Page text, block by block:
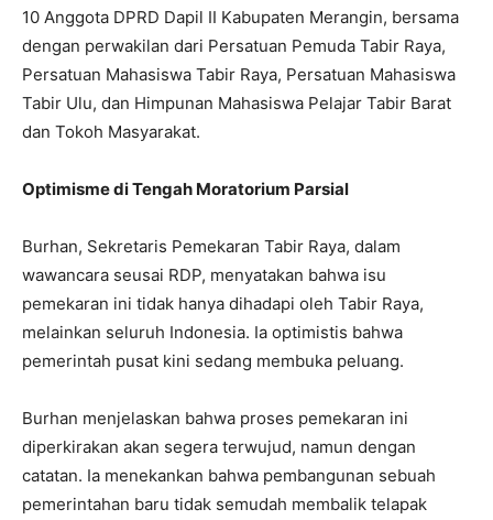
10 Anggota DPRD Dapil II Kabupaten Merangin, bersama
dengan perwakilan dari Persatuan Pemuda Tabir Raya,
Persatuan Mahasiswa Tabir Raya, Persatuan Mahasiswa
Tabir Ulu, dan Himpunan Mahasiswa Pelajar Tabir Barat
dan Tokoh Masyarakat.
Optimisme di Tengah Moratorium Parsial
Burhan, Sekretaris Pemekaran Tabir Raya, dalam
wawancara seusai RDP, menyatakan bahwa isu
pemekaran ini tidak hanya dihadapi oleh Tabir Raya,
melainkan seluruh Indonesia. Ia optimistis bahwa
pemerintah pusat kini sedang membuka peluang.
Burhan menjelaskan bahwa proses pemekaran ini
diperkirakan akan segera terwujud, namun dengan
catatan. Ia menekankan bahwa pembangunan sebuah
pemerintahan baru tidak semudah membalik telapak